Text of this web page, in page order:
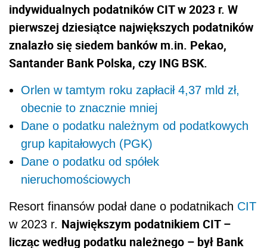
indywidualnych podatników CIT w 2023 r. W
pierwszej dziesiątce największych podatników
znalazło się siedem banków m.in. Pekao,
Santander Bank Polska, czy ING BSK.
Orlen w tamtym roku zapłacił 4,37 mld zł,
obecnie to znacznie mniej
Dane o podatku należnym od podatkowych
grup kapitałowych (PGK)
Dane o podatku od spółek
nieruchomościowych
Resort finansów podał dane o podatnikach CIT
w 2023 r. Największym podatnikiem CIT –
licząc według podatku należnego – był Bank